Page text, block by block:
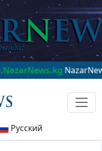
NazarNews - в
Русский